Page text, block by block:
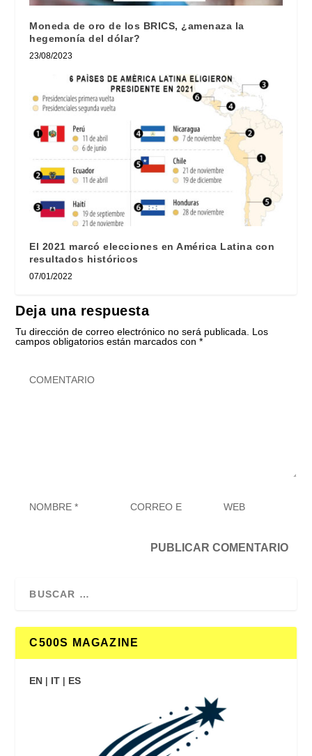
Moneda de oro de los BRICS, ¿amenaza la
hegemonía del dólar?
23/08/2023
El 2021 marcó elecciones en América Latina con
resultados históricos
07/01/2022
Deja una respuesta
Tu dirección de correo electrónico no será publicada.
Los
campos obligatorios están marcados con*
C500S MAGAZINE
EN | IT | ES